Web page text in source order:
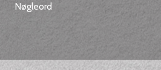
Nøgleord